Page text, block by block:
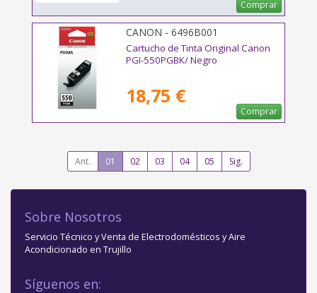
Comprar
CANON - 6496B001
Cartucho de Tinta Original Canon
PGI-550PGBK/ Negro
18,75 €
Comprar
Ant. 01 02 03 04 05 Sig.
Sobre Nosotros
Servicio Técnico y Venta de Electrodomésticos y Aire
Acondicionado en Trujillo
Síguenos en: